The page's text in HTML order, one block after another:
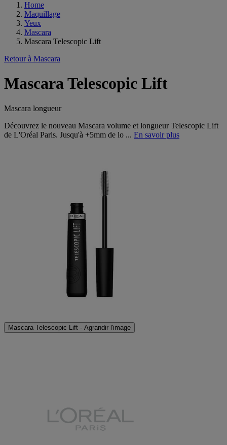
Home
Maquillage
Yeux
Mascara
Mascara Telescopic Lift
Retour à Mascara
Mascara Telescopic Lift
Mascara longueur
Découvrez le nouveau Mascara volume et longueur Telescopic Lift
de L'Oréal Paris. Jusqu'à +5mm de lo ... En savoir plus
Mascara Telescopic Lift - Agrandir l'image